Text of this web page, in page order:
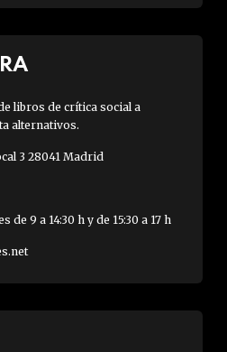
libros de crítica social a
alternativos.
3 28041 Madrid
9 a 14:30 h y de 15:30 a 17 h